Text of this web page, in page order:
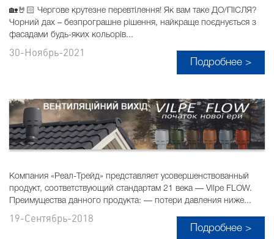
🏡🤘🏻 Чергове крутезне перевтілення! Як вам таке ДО/ПІСЛЯ?
Чорний дах – безпрограшне рішення, найкраще поєднується з
фасадами будь-яких кольорів...
30-Ноябрь-2021
Подробнее >
Компания «Реал-Трейд» представляет усовершенствованный
продукт, соответствующий стандартам 21 века — Vilpe FLOW.
Преимущества данного продукта: — потери давления ниже...
19-Сентябрь-2018
Подробнее >